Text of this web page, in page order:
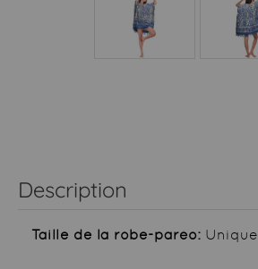
Description
Taille de la robe-paréo: Unique